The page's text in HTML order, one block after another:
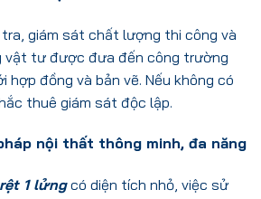
giám sát chất lượng thi công và
vật tư được đưa đến công trường
hợp đồng và bản vẽ. Nếu không có
thuê giám sát độc lập.
nội thất thông minh, đa năng
1 lửngcó diện tích nhỏ, việc sử